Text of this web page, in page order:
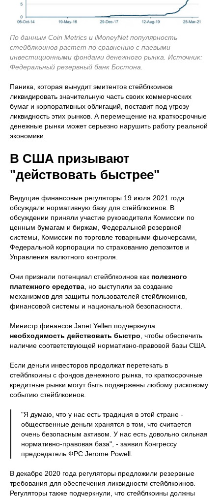
По данным Coin Metrics и iMoneyNet популярность
стейблкоинов растет по сравнению с паевыми
инвестиционными фондами денежного рынка. Источник:
Федеральный резервный банк Бостона.
Паника, которая вынудит эмитентов стейблкоинов
ликвидировать значительную часть своих коммерческих
бумаг и корпоративных облигаций, поставит под угрозу
ликвидность этих рынков. А перемещение на краткосрочные
денежные рынки может серьезно нарушить работу реальной
экономики.
В США призывают
"действовать быстрее"
Ведущие финансовые регуляторы 19 июля 2021 года
обсуждали нормативную базу для стейблкоинов. В
обсуждении приняли участие руководители Комиссии по
ценным бумагам и биржам, Федеральной резервной
системы, Комиссии по торговле товарными фьючерсами,
Федеральной корпорации по страхованию депозитов и
Управления валютного контроля.
Они признали потенциал стейблкоинов как полезного
платежного средства , но выступили за создание
механизмов для защиты пользователей стейблкоинов,
финансовой системы и национальной безопасности.
Министр финансов Janet Yellen подчеркнула
необходимость действовать быстро , чтобы обеспечить
наличие соответствующей нормативно-правовой базы США.
Если деньги инвесторов продолжат перетекать в
стейблкоины с фондов денежного рынка, то краткосрочные
кредитные рынки могут быть подвержены любому рисковому
событию стейблкоинов.
"Я думаю, что у нас есть традиция в этой стране -
общественные деньги хранятся в том, что считается
очень безопасным активом. У нас есть довольно сильная
нормативно-правовая база", - заявил Конгрессу
председатель ФРС Jerome Powell.
В декабре 2020 года регуляторы предложили резервные
требования для обеспечения ликвидности стейблкоинов.
Регуляторы также подчеркнули, что стейблкоины должны